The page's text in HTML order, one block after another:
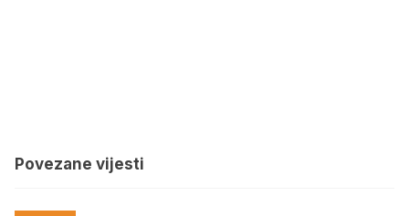
Povezane vijesti